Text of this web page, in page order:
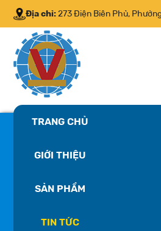
Địa chỉ: 273 Điện Biên Phủ,
TRANG CHỦ
GIỚI THIỆU
SẢN PHẨM
TIN TỨC